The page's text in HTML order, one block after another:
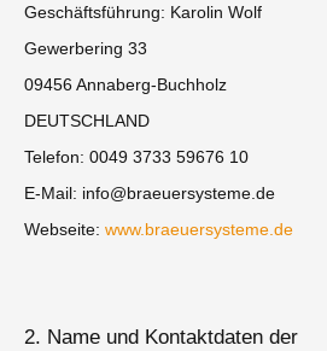
Geschäftsführung: Karolin Wolf
Gewerbering 33
09456 Annaberg-Buchholz
DEUTSCHLAND
Telefon: 0049 3733 59676 10
E-Mail: info@braeuersysteme.de
Webseite: www.braeuersysteme.de
2. Name und Kontaktdaten der